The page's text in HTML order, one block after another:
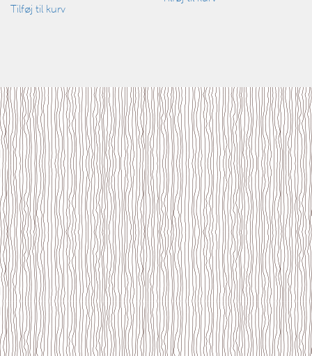
Tilføj til kurv